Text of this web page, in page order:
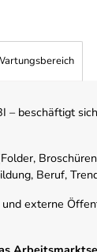
beschäftigt
Beruf,
externe